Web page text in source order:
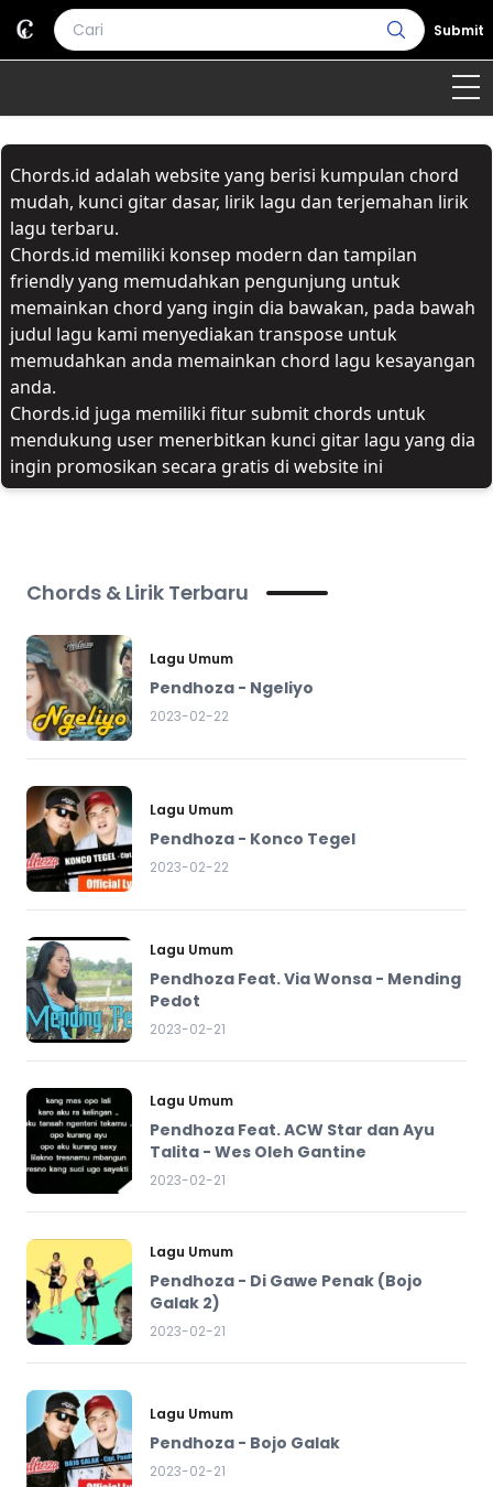
Submit
Home
Genre Country Bahasa Daerah
Lagu Umum
Terjemahan
Daftar Isi
Chords.id adalah website yang berisi kumpulan chord
mudah, kunci gitar dasar, lirik lagu dan terjemahan lirik
lagu terbaru.
Chords.id memiliki konsep modern dan tampilan
friendly yang memudahkan pengunjung untuk
memainkan chord yang ingin dia bawakan, pada bawah
judul lagu kami menyediakan transpose untuk
memudahkan anda memainkan chord lagu kesayangan
anda.
Chords.id juga memiliki fitur submit chords untuk
mendukung user menerbitkan kunci gitar lagu yang dia
ingin promosikan secara gratis di website ini
Chords & Lirik Terbaru
Lagu Umum
Pendhoza - Ngeliyo
2023-02-22
Lagu Umum
Pendhoza - Konco Tegel
2023-02-22
Lagu Umum
Pendhoza Feat. Via Wonsa - Mending
Pedot
2023-02-21
Lagu Umum
Pendhoza Feat. ACW Star dan Ayu
Talita - Wes Oleh Gantine
2023-02-21
Lagu Umum
Pendhoza - Di Gawe Penak (Bojo
Galak 2)
2023-02-21
Lagu Umum
Pendhoza - Bojo Galak
2023-02-21